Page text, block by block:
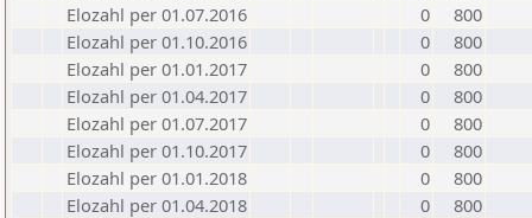
Elozahl per 01.07.2016
0
800
Elozahl per 01.10.2016
0
800
Elozahl per 01.01.2017
0
800
Elozahl per 01.04.2017
0
800
Elozahl per 01.07.2017
0
800
Elozahl per 01.10.2017
0
800
Elozahl per 01.01.2018
0
800
Elozahl per 01.04.2018
0
800